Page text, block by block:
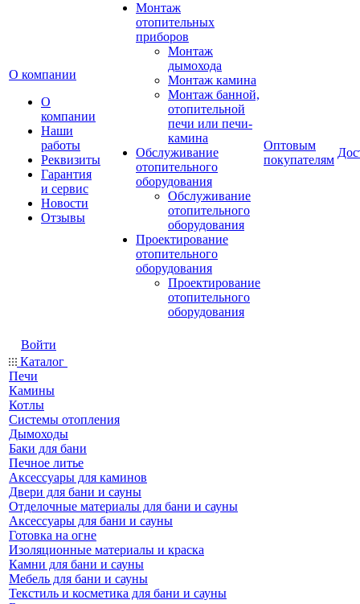
О компании
О
компании
Наши
работы
Реквизиты
Гарантия
и сервис
Новости
Отзывы
Монтаж
отопительных
приборов
Монтаж
дымохода
Монтаж камина
Монтаж банной,
отопительной
печи или печи-
камина
Обслуживание
отопительного
оборудования
Обслуживание
отопительного
оборудования
Проектирование
отопительного
оборудования
Проектирование
отопительного
оборудования
Оптовым
покупателям
Войти
Каталог
Печи
Камины
Котлы
Системы отопления
Дымоходы
Баки для бани
Печное литье
Аксессуары для каминов
Двери для бани и сауны
Отделочные материалы для бани и сауны
Аксессуары для бани и сауны
Готовка на огне
Изоляционные материалы и краска
Камни для бани и сауны
Мебель для бани и сауны
Текстиль и косметика для бани и сауны